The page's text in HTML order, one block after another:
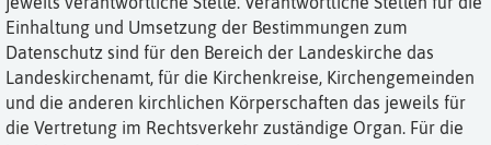
Einhaltung und Umsetzung der Bestimmungen zum
Datenschutz sind für den Bereich der Landeskirche das
Landeskirchenamt, für die Kirchenkreise, Kirchengemeinden
und die anderen kirchlichen Körperschaften das jeweils für
die Vertretung im Rechtsverkehr zuständige Organ. Für die